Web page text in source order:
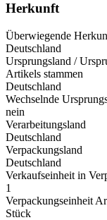
Herkunft
Überwiegende
Deutschland
Ursprungsland /
Artikels stammen
Deutschland
Wechselnde
nein
Verarbeitungsland
Deutschland
Verpackungsland
Deutschland
Verkaufseinheit in
1
Verpackungseinheit
Stück